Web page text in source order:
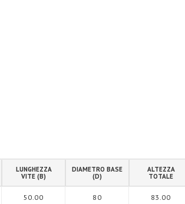
LUNGHEZZA
VITE (B)
DIAMETRO BASE
(D)
ALTEZZA
TOTALE
50.00 80 83.00